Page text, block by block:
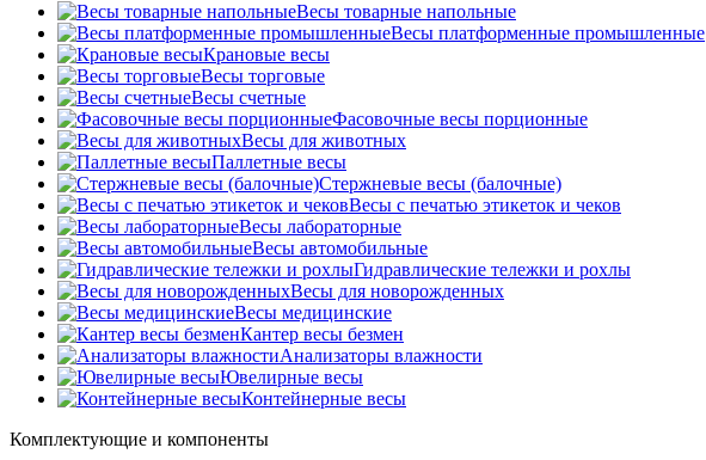
Весы товарные напольные
Весы платформенные промышленные
Крановые весы
Весы торговые
Весы счетные
Фасовочные весы порционные
Весы для животных
Паллетные весы
Стержневые весы (балочные)
Весы c печатью этикеток и чеков
Весы лабораторные
Весы автомобильные
Гидравлические тележки и рохлы
Весы для новорожденных
Весы медицинские
Кантер весы безмен
Анализаторы влажности
Ювелирные весы
Контейнерные весы
Комплектующие и компоненты